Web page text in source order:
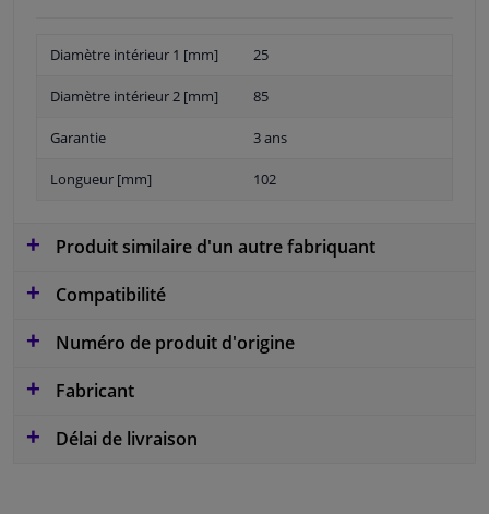
Diamètre intérieur 1 [mm] 25
Diamètre intérieur 2 [mm] 85
Garantie 3 ans
Longueur [mm] 102
Produit similaire d'un autre fabriquant
Compatibilité
Numéro de produit d'origine
Fabricant
Délai de livraison